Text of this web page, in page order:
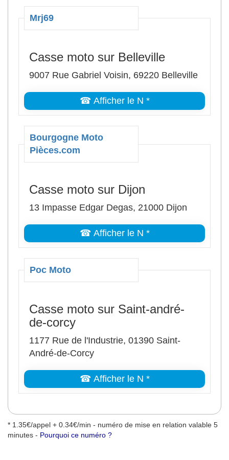
Mrj69
Casse moto sur Belleville
9007 Rue Gabriel Voisin, 69220 Belleville
☎ Afficher le N *
Bourgogne Moto
Pièces.com
Casse moto sur Dijon
13 Impasse Edgar Degas, 21000 Dijon
☎ Afficher le N *
Poc Moto
Casse moto sur Saint-andré-
de-corcy
1177 Rue de l'Industrie, 01390 Saint-
André-de-Corcy
☎ Afficher le N *
* 1.35€/appel + 0.34€/min - numéro de mise en relation valable 5
minutes - Pourquoi ce numéro ?